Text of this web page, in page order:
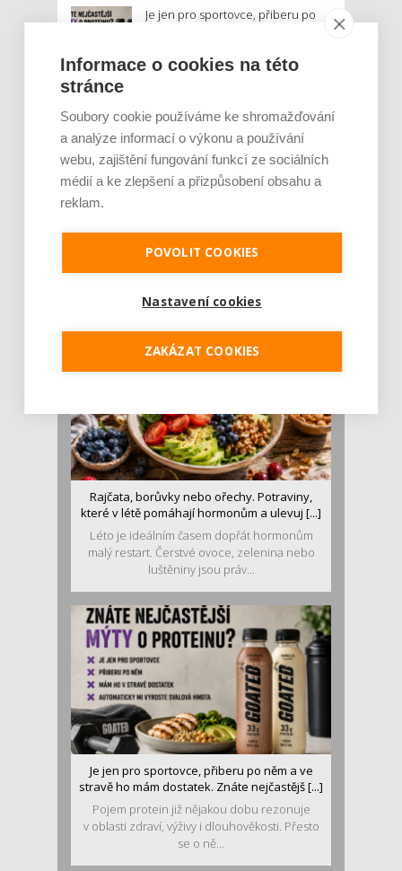
Je jen pro sportovce, přiberu po
sedm měsíců 200 tisíc
proteinových drinků. Reaguje na
poptávku po funkčním a čistém
složení
poškození baterie, riziková je i
navigace
MOHLO BY VÁS ZAJÍMAT:
Rajčata, borůvky nebo ořechy. Potraviny,
které v létě pomáhají hormonům a ulevuj [...]
Léto je ideálním časem dopřát hormonům
malý restart. Čerstvé ovoce, zelenina nebo
luštěniny jsou práv...
Je jen pro sportovce, přiberu po něm a ve
stravě ho mám dostatek. Znáte nejčastějš [...]
Pojem protein již nějakou dobu rezonuje
v oblasti zdraví, výživy i dlouhověkosti. Přesto
se o ně...
Informace o cookies na této
stránce
Soubory cookie používáme ke shromažďování
a analýze informací o výkonu a používání
webu, zajištění fungování funkcí ze sociálních
médií a ke zlepšení a přizpůsobení obsahu a
reklam.
POVOLIT COOKIES
Nastavení cookies
ZAKÁZAT COOKIES